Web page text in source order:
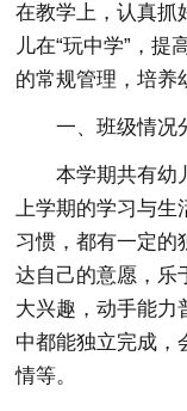
在教学上，认真抓
儿在“玩中学”，提
的常规管理，培养
一、班级情况
本学期共有幼
上学期的学习与生
习惯，都有一定的
达自己的意愿，乐
大兴趣，动手能力
中都能独立完成，
情等。